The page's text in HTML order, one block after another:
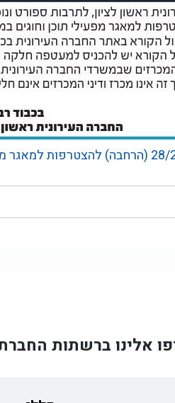
אלינו ברשתות